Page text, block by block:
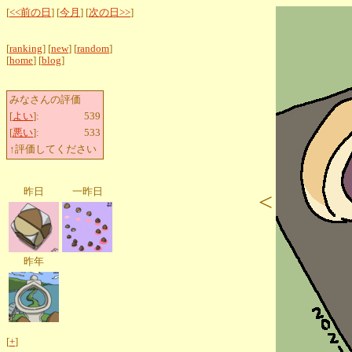
[<<前の日 ] [今月 ] [次の日>>]
[ranking] [new] [random]
[home] [blog]
みなさんの評価
[よい]:
539
[悪い]:
533
↑評価してください
昨日 一昨日
昨年
[+]
<